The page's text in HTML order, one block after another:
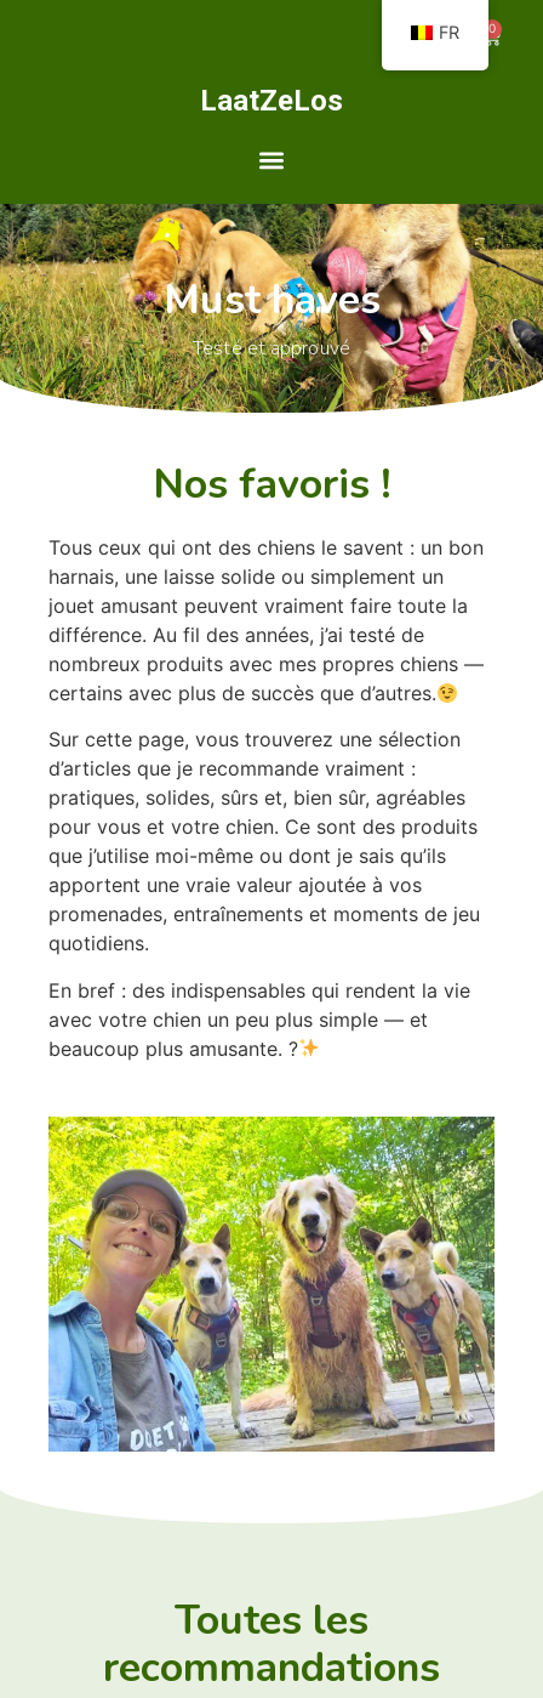
LaatZeLos
0
Must haves
Testé et approuvé
Nos favoris !
Tous ceux qui ont des chiens le savent : un bon
harnais, une laisse solide ou simplement un
jouet amusant peuvent vraiment faire toute la
différence. Au fil des années, j’ai testé de
nombreux produits avec mes propres chiens —
certains avec plus de succès que d’autres.
Sur cette page, vous trouverez une sélection
d’articles que je recommande vraiment :
pratiques, solides, sûrs et, bien sûr, agréables
pour vous et votre chien. Ce sont des produits
que j’utilise moi-même ou dont je sais qu’ils
apportent une vraie valeur ajoutée à vos
promenades, entraînements et moments de jeu
quotidiens.
En bref : des indispensables qui rendent la vie
avec votre chien un peu plus simple — et
beaucoup plus amusante. ?
Toutes les
recommandations
FR